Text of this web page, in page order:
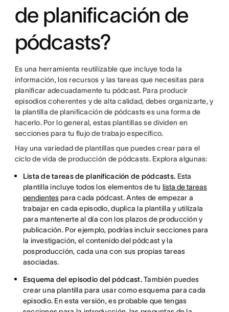
de planificación de
pódcasts?
Es una herramienta reutilizable que incluye toda la
información, los recursos y las tareas que necesitas para
planificar adecuadamente tu pódcast. Para producir
episodios coherentes y de alta calidad, debes organizarte, y
la plantilla de planificación de pódcasts es una forma de
hacerlo. Por lo general, estas plantillas se dividen en
secciones para tu flujo de trabajo específico.
Hay una variedad de plantillas que puedes crear para el
ciclo de vida de producción de pódcasts. Explora algunas:
Lista de tareas de planificación de pódcasts. Esta
plantilla incluye todos los elementos de tu lista de tareas
pendientespara cada pódcast. Antes de empezar a
trabajar en cada episodio, duplica la plantilla y utilízala
para mantenerte al día con los plazos de producción y
publicación. Por ejemplo, podrías incluir secciones para
la investigación, el contenido del pódcast y la
posproducción, cada una con sus propias tareas
asociadas.
Esquema del episodio del pódcast.También puedes
crear una plantilla para usar como esquema para cada
episodio. En esta versión, es probable que tengas